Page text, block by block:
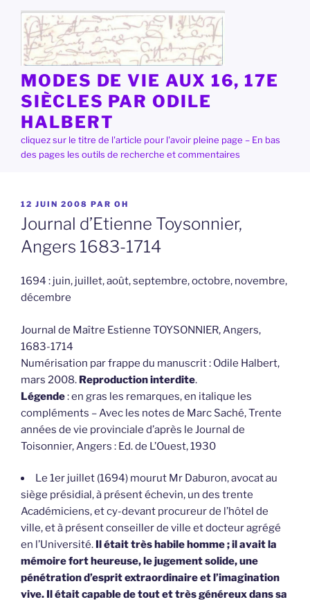
contenu
principal
MODES DE VIE AUX 16, 17E
SIÈCLES PAR ODILE
HALBERT
cliquez sur le titre de l'article pour l'avoir pleine page – En bas
des pages les outils de recherche et commentaires
PUBLIÉ
LE
12 JUIN 2008 PAR OH
Journal d’Etienne Toysonnier,
Angers 1683-1714
1694 : juin, juillet, août, septembre, octobre, novembre,
décembre
Journal de Maître Estienne TOYSONNIER, Angers,
1683-1714
Numérisation par frappe du manuscrit : Odile Halbert,
mars 2008. Reproduction interdite.
Légende: en gras les remarques, en italique les
compléments – Avec les notes de Marc Saché, Trente
années de vie provinciale d’après le Journal de
Toisonnier, Angers : Ed. de L’Ouest, 1930
Le 1er juillet (1694) mourut Mr Daburon, avocat au
siège présidial, à présent échevin, un des trente
Académiciens, et cy-devant procureur de l’hôtel de
ville, et à présent conseiller de ville et docteur agrégé
en l’Université. Il était très habile homme ; il avait la
mémoire fort heureuse, le jugement solide, une
pénétration d’esprit extraordinaire et l’imagination
vive. Il était capable de tout et très généreux dans sa